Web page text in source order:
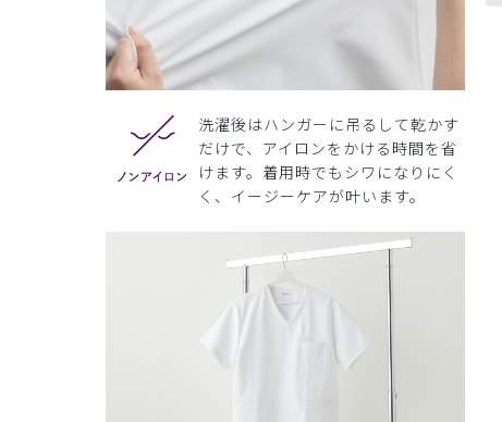
洗濯後はハンガーに吊るして乾かす
だけで、アイロンをかける時間を省
けます。着用時でもシワになりにく
く、イージーケアが叶います。